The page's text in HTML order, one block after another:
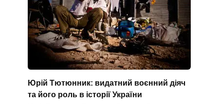
Юрій Тютюнник: видатний воєнний діяч
та його роль в історії України